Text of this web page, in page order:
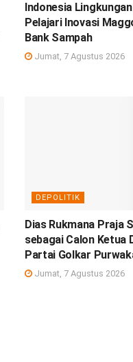
Indonesia
Pelajari Inovasi
Bank Sampah
Jumat, 7 Agustus 2026
DEPOLITIK
Dias Rukmana Praja
sebagai Calon Ketua
Partai Golkar
Jumat, 7 Agustus 2026